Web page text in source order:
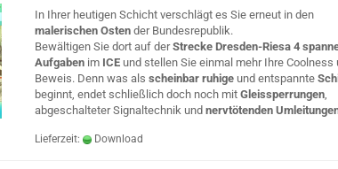
In Ihrer heutigen Schicht verschlägt es Sie erneut in den
malerischen Osten der Bundesrepublik.
Bewältigen Sie dort auf derStrecke Dresden-Riesa 4
Aufgaben im ICE und stellen Sie einmal mehr Ihre Coolness
Beweis. Denn was als scheinbar ruhige und entspannte
beginnt, endet schließlich doch noch mit Gleissperrungen,
abgeschalteter Signaltechnik und nervtötenden
Lieferzeit: Download